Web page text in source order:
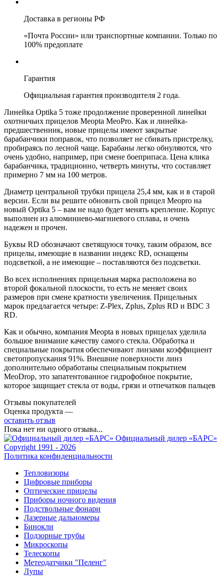
Доставка в регионы РФ
«Почта России» или транспортные компании. Только по
100% предоплате
Гарантия
Официальная гарантия производителя 2 года.
Линейка Optika 5 тоже продолжение проверенной линейки
охотничьих прицелов Meopta MeoPro. Как и линейка-
предшественник, новые прицелы имеют закрытые
барабанчики поправок, что позволяет не сбивать пристрелку,
пробираясь по лесной чаще. Барабаны легко обнуляются, что
очень удобно, например, при смене боеприпаса. Цена клика
барабанчика, традиционно, четверть минуты, что составляет
примерно 7 мм на 100 метров.
Диаметр центральной трубки прицела 25,4 мм, как и в старой
версии. Если вы решите обновить свой прицел Meopro на
новый Optika 5 – вам не надо будет менять крепление. Корпус
выполнен из алюминиево-магниевого сплава, и очень
надежен и прочен.
Буквы RD обозначают светящуюся точку, таким образом, все
прицелы, имеющие в названии индекс RD, оснащены
подсветкой, а не имеющие – поставляются без подсветки.
Во всех исполнениях прицельная марка расположена во
второй фокальной плоскости, то есть не меняет своих
размеров при смене кратности увеличения. Прицельных
марок предлагается четыре: Z-Plex, Zplus, Zplus RD и BDC 3
RD.
Как и обычно, компания Meopta в новых прицелах уделила
большое внимание качеству самого стекла. Обработка и
специальные покрытия обеспечивают линзами коэффициент
светопропускания 91%. Внешние поверхности линз
дополнительно обработаны специальным покрытием
MeoDrop, это запатентованное гидрофобное покрытие,
которое защищает стекла от воды, грязи и отпечатков пальцев
Отзывы покупателей
Оценка продукта —
оставить отзыв
Пока нет ни одного отзыва...
Официальный дилер «БАРС»
Copyright 1991 - 2026
Политика конфиденциальности
Тепловизоры
Цифровые приборы
Оптические прицелы
Приборы ночного видения
Подствольные фонари
Лазерные дальномеры
Бинокли
Подзорные трубы
Микроскопы
Телескопы
Метеодатчики "Пеленг"
Лупы